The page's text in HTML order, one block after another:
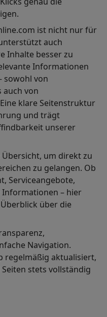
ist nicht nur für
auch
Inhalte besser zu
Informationen
sowohl von
auch von
klare Seitenstruktur
und trägt
unserer
um direkt zu
zu gelangen. Ob
Serviceangebote,
– hier
über die
Navigation.
regelmäßig aktualisiert,
stets vollständig